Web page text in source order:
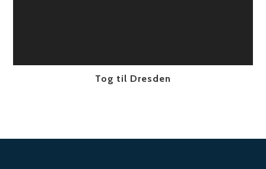
Tog til Dresden